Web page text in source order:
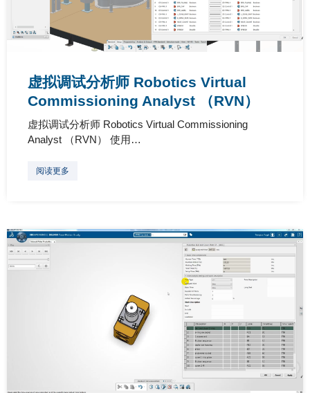
虚拟调试分析师 Robotics Virtual
Commissioning Analyst （RVN）
虚拟调试分析师 Robotics Virtual Commissioning
Analyst （RVN） 使用…
阅读更多